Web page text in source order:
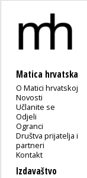
Matica hrvatska
O Matici hrvatskoj
Novosti
Učlanite se
Odjeli
Ogranci
Društva prijatelja i
partneri
Kontakt
Izdavaštvo